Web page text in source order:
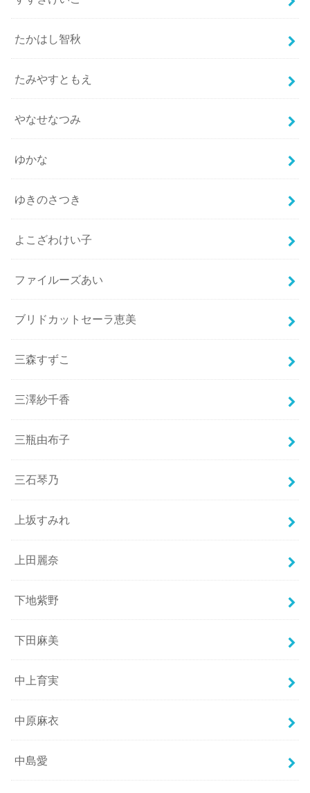
たかはし智秋
たみやすともえ
やなせなつみ
ゆかな
ゆきのさつき
よこざわけい子
ファイルーズあい
ブリドカットセーラ恵美
三森すずこ
三澤紗千香
三瓶由布子
三石琴乃
上坂すみれ
上田麗奈
下地紫野
下田麻美
中上育実
中原麻衣
中島愛